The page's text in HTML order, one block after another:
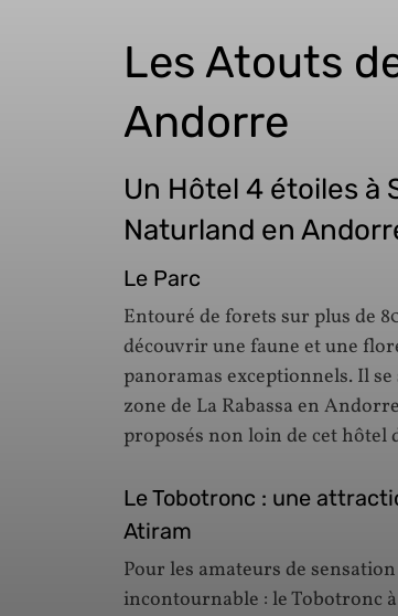
Les Atouts
Andorre
Un Hôtel 4 étoiles à
Naturland en
Le Parc
Entouré de forets sur plus de
découvrir une faune et une
panoramas exceptionnels. Il
zone de La Rabassa en
proposés non loin de cet hôtel
Le Tobotronc : une
Atiram
Pour les amateurs de
incontournable : le Tobotronc